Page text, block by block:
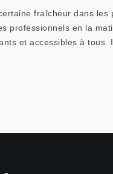
fraîcheur dans les
professionnels en la
et accessibles à